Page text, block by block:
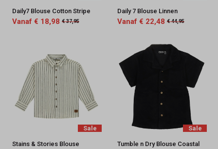
Daily7 Blouse Cotton Stripe
Vanaf € 18,98 € 37,95
Daily 7 Blouse Linnen
Vanaf € 22,48 € 44,95
Sale
Stains & Stories Blouse
Sale
Tumble n Dry Blouse Coastal